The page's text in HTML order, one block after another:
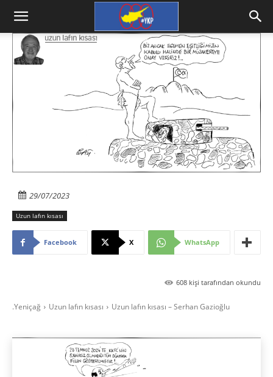
29/07/2023
Uzun lafın kısası
Facebook X WhatsApp
608 kişi tarafından okundu
.Yeniçağ Uzun lafın kısası Uzun lafın kısası – Serhan Gazioğlu